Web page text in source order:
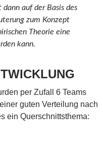
auf der Basis des
zum Konzept
Theorie eine
kann.
per Zufall 6 Teams
guten Verteilung nach
ein Querschnittsthema: